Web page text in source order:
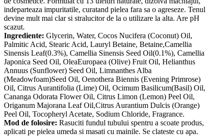
indeparteaza impuritatile, curatand pielea fara sa o agreseze. Tenul
devine mult mai clar si stralucitor de la o utilizare la alta. Are pH
scazut.
Ingrediente: Glycerin, Water, Cocos Nucifera (Coconut) Oil,
Palmitic Acid, Stearic Acid, Lauryl Betaine, Betaine,Camellia
Sinensis Leaf(0.3%), Camellia Sinensis Seed Oil(0.1%), Camellia
Japonica Seed Oil, OleaEuropaea (Olive) Fruit Oil, Helianthus
Annuus (Sunflower) Seed Oil, Limnanthes Alba
(Meadowfoam)Seed Oil, Oenothera Biennis (Evening Primrose)
Oil, Citrus Aurantifolia (Lime) Oil, Ocimum Basilicum(Basil) Oil,
Cananga Odorata Flower Oil, Citrus Limon (Lemon) Peel Oil,
Origanum Majorana Leaf Oil,Citrus Aurantium Dulcis (Orange)
Peel Oil, Tocopheryl Acetate, Sodium Chloride, Fragrance.
Mod de folosire: Rasuciti fundul tubului spentru a scoate produs,
aplicati pe pielea umeda si masati cu mainile. Se clateste cu apa.